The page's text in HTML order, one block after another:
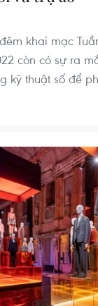
khai mạc
còn có sự ra
kỹ thuật số để